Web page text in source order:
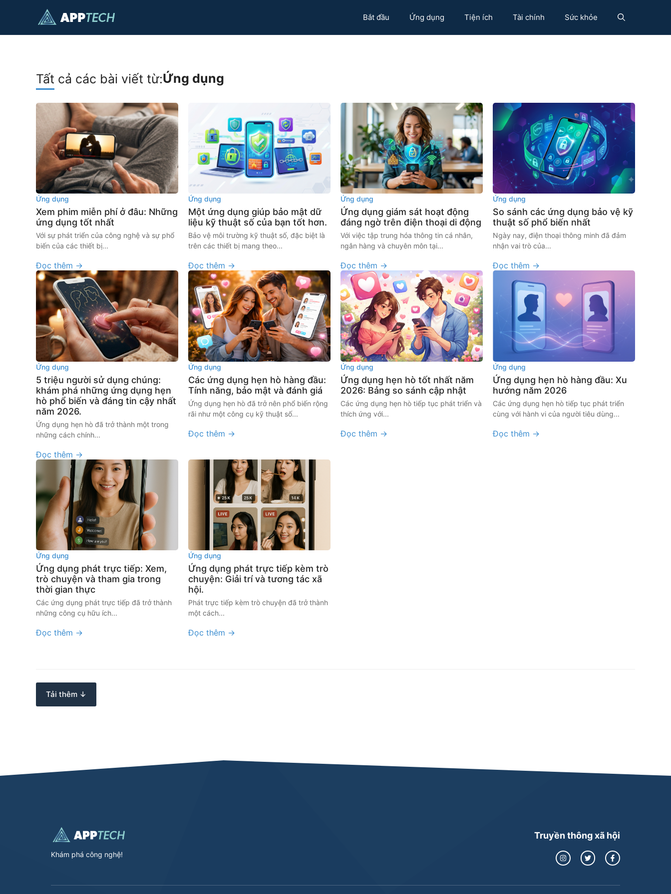
Bắt đầu Ứng dụng Tiện ích Tài chính Sức khỏe
Tất cả các bài viết từ:Ứng dụng
Ứng dụng
Xem phim miễn phí ở đâu: Những
ứng dụng tốt nhất
Với sự phát triển của công nghệ và sự phổ
biến của các thiết bị...
Đọc thêm →
Ứng dụng
Một ứng dụng giúp bảo mật dữ
liệu kỹ thuật số của bạn tốt hơn.
Bảo vệ môi trường kỹ thuật số, đặc biệt là
trên các thiết bị mang theo...
Đọc thêm →
Ứng dụng
Ứng dụng giám sát hoạt động
đáng ngờ trên điện thoại di động
Với việc tập trung hóa thông tin cá nhân,
ngân hàng và chuyên môn tại...
Đọc thêm →
Ứng dụng
So sánh các ứng dụng bảo vệ kỹ
thuật số phổ biến nhất
Ngày nay, điện thoại thông minh đã đảm
nhận vai trò của...
Đọc thêm →
Ứng dụng
5 triệu người sử dụng chúng:
khám phá những ứng dụng hẹn
hò phổ biến và đáng tin cậy nhất
năm 2026.
Ứng dụng hẹn hò đã trở thành một trong
những cách chính...
Đọc thêm →
Ứng dụng
Các ứng dụng hẹn hò hàng đầu:
Tính năng, bảo mật và đánh giá
Ứng dụng hẹn hò đã trở nên phổ biến rộng
rãi như một công cụ kỹ thuật số...
Đọc thêm →
Ứng dụng
Ứng dụng hẹn hò tốt nhất năm
2026: Bảng so sánh cập nhật
Các ứng dụng hẹn hò tiếp tục phát triển và
thích ứng với...
Đọc thêm →
Ứng dụng
Ứng dụng hẹn hò hàng đầu: Xu
hướng năm 2026
Các ứng dụng hẹn hò tiếp tục phát triển
cùng với hành vi của người tiêu dùng...
Đọc thêm →
Ứng dụng
Ứng dụng phát trực tiếp: Xem,
trò chuyện và tham gia trong
thời gian thực
Các ứng dụng phát trực tiếp đã trở thành
những công cụ hữu ích...
Đọc thêm →
Ứng dụng
Ứng dụng phát trực tiếp kèm trò
chuyện: Giải trí và tương tác xã
hội.
Phát trực tiếp kèm trò chuyện đã trở thành
một cách...
Đọc thêm →
Tải thêm ↓
Khám phá công nghệ!
Truyền thông xã hội